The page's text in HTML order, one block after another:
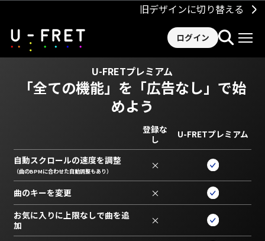
旧デザインに切り替える
ログイン
U-FRETプレミアム
「全ての機能」を 「広告なし」で始
めよう
登録な
し
U-FRETプレミアム
自動スクロールの速度を調整
（曲のBPMに合わせた自動調整もあり） ×
曲のキーを変更 ×
お気に入りに上限なしで曲を追
加
×